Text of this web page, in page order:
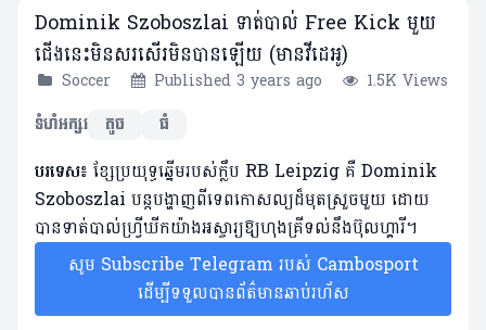
Dominik Szoboszlai ទាត់បាល់ Free Kick មួយ
ជើងនេះមិនសរសើរមិនបានឡើយ (មានវីដេអូ)
Soccer Published 3 years ago
1.5K Views
ទំហំអក្សរ
តូច ធំ
បរទេស៖ ខ្សែប្រយុទ្ធឆ្នើមរបស់ក្លឹប RB Leipzig គឺ ​Dominik
Szoboszlai បន្តបង្ហាញពីទេពកោសល្យដ៏មុតស្រួចមួយ ដោយ
បានទាត់បាល់ហ្វ្រីឃីកយ៉ាងអស្ចារ្យឱ្យហុងគ្រីទល់នឹងប៊ុលហ្គារី។
សូម Subscribe Telegram របស់ Cambosport
ដើម្បីទទួលបានព័ត៌មានឆាប់រហ័ស